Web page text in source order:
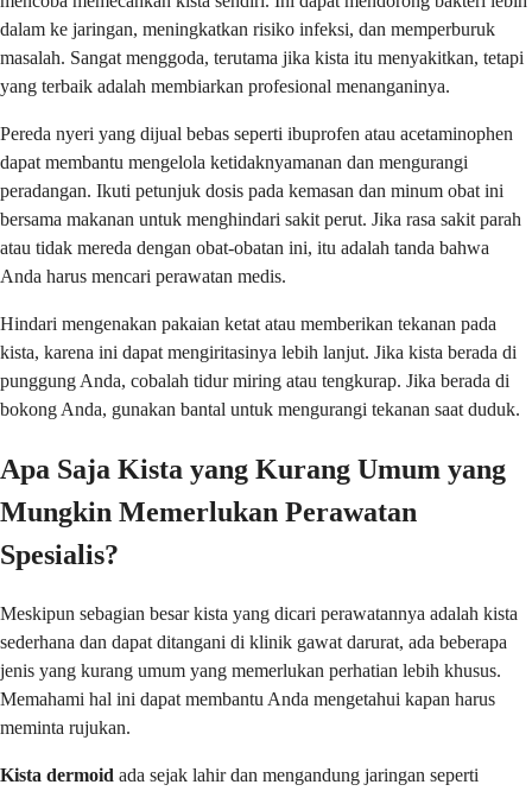
dalam ke jaringan, meningkatkan risiko infeksi, dan memperburuk
masalah. Sangat menggoda, terutama jika kista itu menyakitkan, tetapi
yang terbaik adalah membiarkan profesional menanganinya.
Pereda nyeri yang dijual bebas seperti ibuprofen atau acetaminophen
dapat membantu mengelola ketidaknyamanan dan mengurangi
peradangan. Ikuti petunjuk dosis pada kemasan dan minum obat ini
bersama makanan untuk menghindari sakit perut. Jika rasa sakit parah
atau tidak mereda dengan obat-obatan ini, itu adalah tanda bahwa
Anda harus mencari perawatan medis.
Hindari mengenakan pakaian ketat atau memberikan tekanan pada
kista, karena ini dapat mengiritasinya lebih lanjut. Jika kista berada di
punggung Anda, cobalah tidur miring atau tengkurap. Jika berada di
bokong Anda, gunakan bantal untuk mengurangi tekanan saat duduk.
Apa Saja Kista yang Kurang Umum yang
Mungkin Memerlukan Perawatan
Spesialis?
Meskipun sebagian besar kista yang dicari perawatannya adalah kista
sederhana dan dapat ditangani di klinik gawat darurat, ada beberapa
jenis yang kurang umum yang memerlukan perhatian lebih khusus.
Memahami hal ini dapat membantu Anda mengetahui kapan harus
meminta rujukan.
Kista dermoid ada sejak lahir dan mengandung jaringan seperti